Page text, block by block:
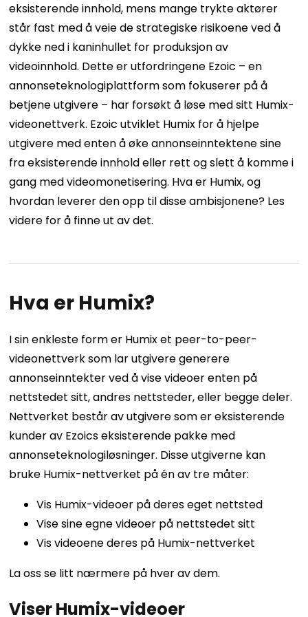
eksisterende innhold, mens mange trykte aktører
står fast med å veie de strategiske risikoene ved å
dykke ned i kaninhullet for produksjon av
videoinnhold. Dette er utfordringene Ezoic – en
annonseteknologiplattform som fokuserer på å
betjene utgivere – har forsøkt å løse med sitt Humix-
videonettverk. Ezoic utviklet Humix for å hjelpe
utgivere med enten å øke annonseinntektene sine
fra eksisterende innhold eller rett og slett å komme i
gang med videomonetisering. Hva er Humix, og
hvordan leverer den opp til disse ambisjonene? ​​Les
videre for å finne ut av det.
Hva er Humix?
I sin enkleste form er Humix et peer-to-peer-
videonettverk som lar utgivere generere
annonseinntekter ved å vise videoer enten på
nettstedet sitt, andres nettsteder, eller begge deler.
Nettverket består av utgivere som er eksisterende
kunder av Ezoics eksisterende pakke med
annonseteknologiløsninger. Disse utgiverne kan
bruke Humix-nettverket på én av tre måter:
Vis Humix-videoer på deres eget nettsted
Vise sine egne videoer på nettstedet sitt
Vis videoene deres på Humix-nettverket
La oss se litt nærmere på hver av dem.
Viser Humix-videoer